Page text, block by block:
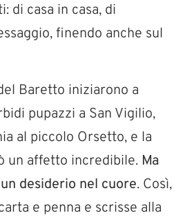
di casa in casa, di
finendo anche sul
Baretto iniziarono a
pupazzi a San Vigilio,
al piccolo Orsetto, e la
un affetto incredibile. Ma
desiderio nel cuore. Così,
e penna e scrisse alla